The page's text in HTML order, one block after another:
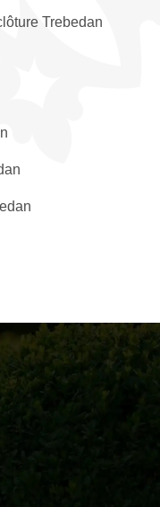
Trebedan